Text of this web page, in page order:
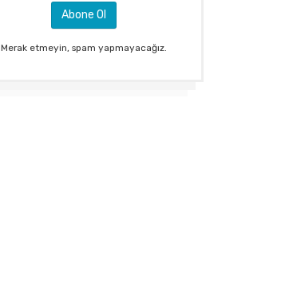
Merak etmeyin, spam yapmayacağız.